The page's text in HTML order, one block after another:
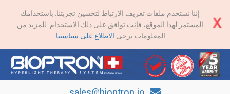
إننا نستخدم ملفات تعريف الارتباط لتحسين تجربتنا. باستخدامك
المستمر لهذا الموقع، فإنت توافق على ذلك الاستخدام. للمزيد من
المعلومات يرجى الاطلاع على سياستنا